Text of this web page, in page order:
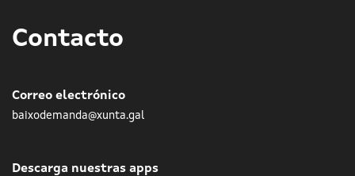
Contacto
Correo electrónico
baixodemanda@xunta.gal
Descarga nuestras apps